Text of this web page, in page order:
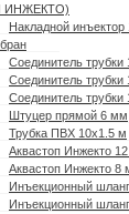
ИНЖЕКТО)
Накладной
Соединитель
Соединитель
Соединитель
Штуцер прямой 6 мм
Трубка ПВХ 10х1.5 м
Аквастоп Инжекто
Аквастоп Инжекто 8
Инъекционный
Инъекционный